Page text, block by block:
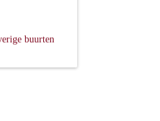
buurten